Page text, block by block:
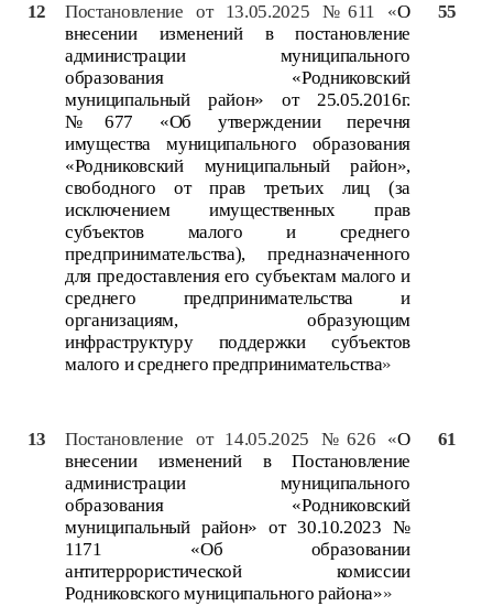
12 Постановление от 13.05.2025 №611 «О
внесении изменений в постановление
администрации муниципального
образования «Родниковский
муниципальный район» от 25.05.2016г.
№677
«Об утверждении перечня
имущества муниципального образования
«Родниковский муниципальный район»,
свободного от прав третьих лиц (за
исключением имущественных прав
субъектов малого и среднего
предпринимательства), предназначенного
для предоставления его субъектам малого и
среднего предпринимательства и
организациям, образующим
инфраструктуру поддержки субъектов
малого и среднего предпринимательства»
55
13 Постановление от 14.05.2025 №626 «О
внесении изменений в Постановление
администрации муниципального
образования «Родниковский
муниципальный район» от 30.10.2023 №
1171 «Об образовании
антитеррористической комиссии
Родниковского муниципального района»»
61